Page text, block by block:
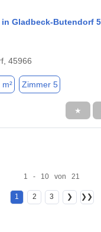
Gladbeck-Butendorf
45966
Zimmer 5
★
1 - 10 von 21
1 2 3 ❯ ❯❯